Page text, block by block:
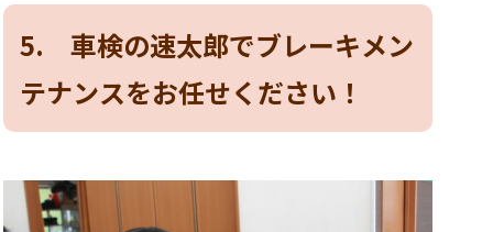
5. 車検の速太郎でブレーキメン
テナンスをお任せください！